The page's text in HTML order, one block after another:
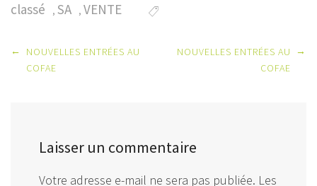
classé
, SA , VENTE
Post
navigation
←
NOUVELLES ENTRÉES AU
COFAE
NOUVELLES ENTRÉES AU
COFAE
→
Laisser un commentaire
Votre adresse e-mail ne sera pas publiée. Les